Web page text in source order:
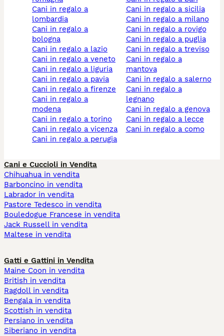
cani in regalo a
lombardia
cani in regalo a
bologna
cani in regalo a lazio
cani in regalo a veneto
cani in regalo a liguria
cani in regalo a pavia
cani in regalo a firenze
cani in regalo a
modena
cani in regalo a torino
cani in regalo a vicenza
cani in regalo a perugia
cani in regalo a sicilia
cani in regalo a milano
cani in regalo a rovigo
cani in regalo a puglia
cani in regalo a treviso
cani in regalo a
mantova
cani in regalo a salerno
cani in regalo a
legnano
cani in regalo a genova
cani in regalo a lecce
cani in regalo a como
Cani e Cuccioli in Vendita
Chihuahua in vendita
Barboncino in vendita
Labrador in vendita
Pastore Tedesco in vendita
Bouledogue Francese in vendita
Jack Russell in vendita
Maltese in vendita
Gatti e Gattini in Vendita
Maine Coon in vendita
British in vendita
Ragdoll in vendita
Bengala in vendita
Scottish in vendita
Persiano in vendita
Siberiano in vendita